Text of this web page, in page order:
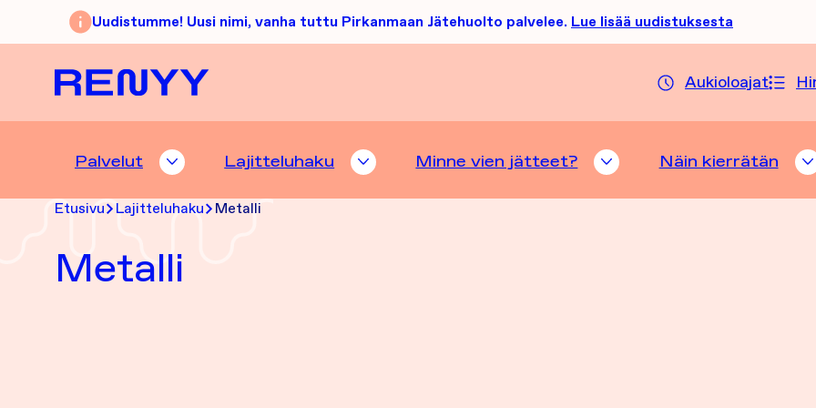
Siirry sisältöönUudistumme! Uusi nimi, vanha tuttu Pirkanmaan Jätehuolto palvelee. Lue lisää uudistuksesta
Etusivu
Aukioloajat
Palvelut PALVELUT ALASIVUT
Lajitteluhaku LAJITTELUHAKU ALASIVUT
Minne vien jätteet? MINNE VIEN JÄTTEET?
Näin kierrätän
Etusivu Lajitteluhaku Metalli
Metalli